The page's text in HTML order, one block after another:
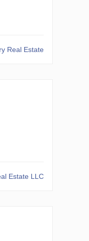
Real Estate
Estate LLC